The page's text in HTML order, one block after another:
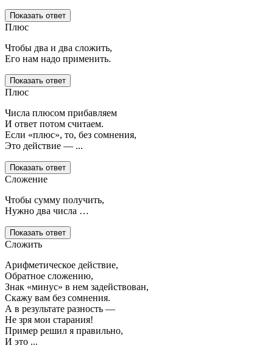
Показать ответ
Плюс
Чтобы два и два сложить,
Его нам надо применить.
Показать ответ
Плюс
Числа плюсом прибавляем
И ответ потом считаем.
Если «плюс», то, без сомнения,
Это действие — ...
Показать ответ
Сложение
Чтобы сумму получить,
Нужно два числа …
Показать ответ
Сложить
Арифметическое действие,
Обратное сложению,
Знак «минус» в нем задействован,
Скажу вам без сомнения.
А в результате разность —
Не зря мои старания!
Пример решил я правильно,
И это ...